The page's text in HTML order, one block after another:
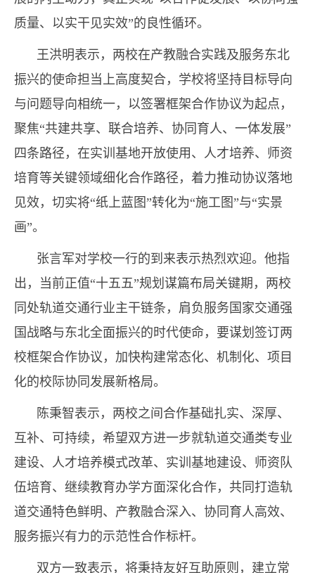
质量、以实干见实效”的良性循环。
王洪明表示，两校在产教融合实践及服务东北
振兴的使命担当上高度契合，学校将坚持目标导向
与问题导向相统一，以签署框架合作协议为起点，
聚焦“共建共享、联合培养、协同育人、一体发展”
四条路径，在实训基地开放使用、人才培养、师资
培育等关键领域细化合作路径，着力推动协议落地
见效，切实将“纸上蓝图”转化为“施工图”与“实景
画”。
张言军对学校一行的到来表示热烈欢迎。他指
出，当前正值“十五五”规划谋篇布局关键期，两校
同处轨道交通行业主干链条，肩负服务国家交通强
国战略与东北全面振兴的时代使命，要谋划签订两
校框架合作协议，加快构建常态化、机制化、项目
化的校际协同发展新格局。
陈秉智表示，两校之间合作基础扎实、深厚、
互补、可持续，希望双方进一步就轨道交通类专业
建设、人才培养模式改革、实训基地建设、师资队
伍培育、继续教育办学方面深化合作，共同打造轨
道交通特色鲜明、产教融合深入、协同育人高效、
服务振兴有力的示范性合作标杆。
双方一致表示，将秉持友好互助原则，建立常